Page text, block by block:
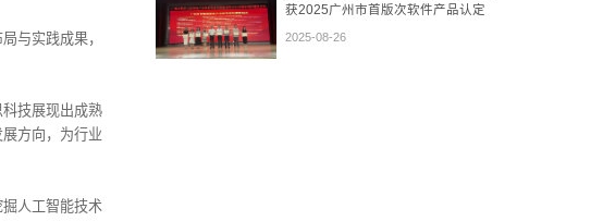
与实践成果，
技展现出成熟
方向，为行业
人工智能技术
获2025广州市首版次软件产品认定
2025-08-26